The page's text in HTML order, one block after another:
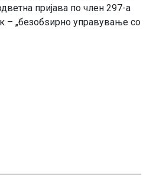
пријава по член 297-а
– „безобѕирно управување со